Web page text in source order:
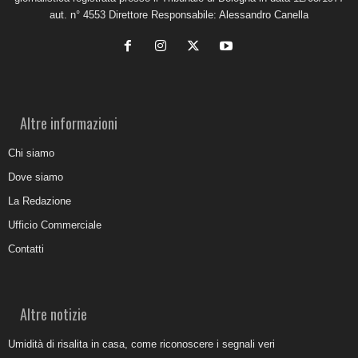
aut. n° 4553 Direttore Responsabile: Alessandro Canella
Altre informazioni
Chi siamo
Dove siamo
La Redazione
Ufficio Commerciale
Contatti
Altre notizie
Umidità di risalita in casa, come riconoscere i segnali veri